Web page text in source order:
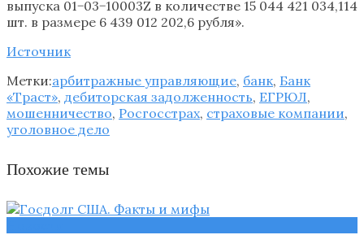
выпуска 01−03−10003Z в количестве 15 044 421 034,114
шт. в размере 6 439 012 202,6 рубля».
Источник
Метки:арбитражные управляющие, банк, Банк
«Траст», дебиторская задолженность, ЕГРЮЛ,
мошенничество, Росгосстрах, страховые компании,
уголовное дело
Похожие темы